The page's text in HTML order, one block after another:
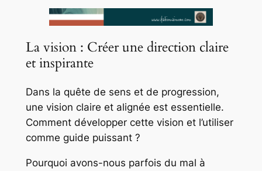
La vision : Créer une direction claire
et inspirante
Dans la quête de sens et de progression,
une vision claire et alignée est essentielle.
Comment développer cette vision et l’utiliser
comme guide puissant ?
Pourquoi avons-nous parfois du mal à